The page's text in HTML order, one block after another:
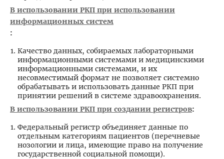
В использовании РКП при использовании
информационных систем
:
Качество данных, собираемых лабораторными
информационными системами и медицинскими
информационными системами, и их
несовместимый формат не позволяет системно
обрабатывать и использовать данные РКП при
принятии решений в системе здравоохранения.
В использовании РКП при создании регистров:
Федеральный регистр объединяет данные по
отдельным категориям пациентов (перечневые
нозологии и лица, имеющие право на получение
государственной социальной помощи).